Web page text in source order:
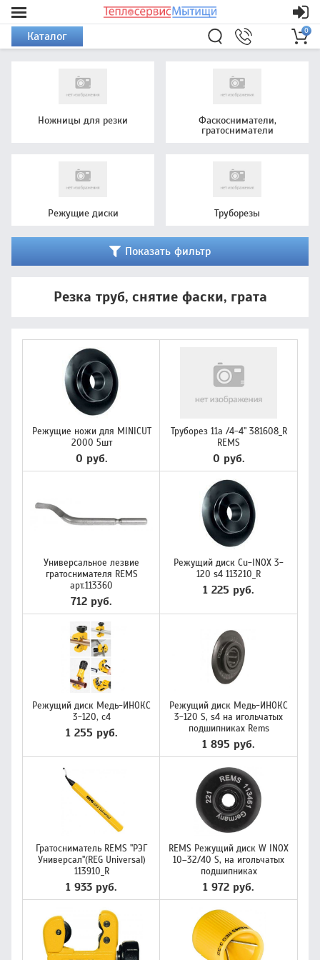
Каталог 0
Ножницы для резки
Фаскосниматели,
гратосниматели
Режущие диски Труборезы
Показать фильтр
Резка труб, снятие фаски, грата
Режущие ножи для MINICUT
2000 5шт
0 руб.
Труборез 11a /4-4" 381608_R
REMS
0 руб.
Универсальное лезвие
гратоснимателя REMS
арт.113360
712 руб.
Режущий диск Cu-INOX 3-
120 s4 113210_R
1 225 руб.
Режущий диск Медь-ИНОКС
3-120, с4
1 255 руб.
Режущий диск Медь-ИНОКС
3-120 S, s4 на игольчатых
подшипниках Rems
1 895 руб.
Гратосниматель REMS "РЭГ
Универсал"(REG Universal)
113910_R
1 933 руб.
REMS Режущий диск W INOX
10–32/40 S, на игольчатых
подшипниках
1 972 руб.